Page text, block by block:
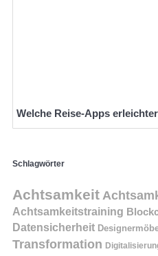
Welche Reise-Apps
Schlagwörter
Achtsamkeit
Achtsamkeitstraining
Datensicherheit
Transformation